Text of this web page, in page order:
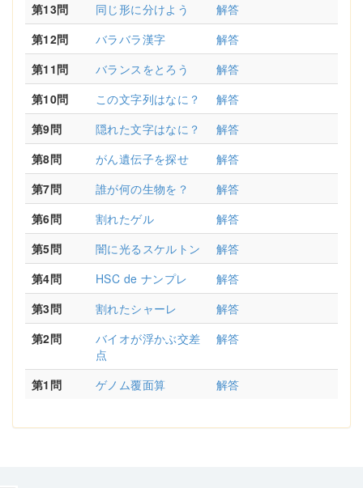
第13問
同じ形に分けよう
解答
第12問
バラバラ漢字
解答
第11問
バランスをとろう
解答
第10問
この文字列はなに？
解答
第9問
隠れた文字はなに？
解答
第8問
がん遺伝子を探せ
解答
第7問
誰が何の生物を？
解答
第6問
割れたゲル
解答
第5問
闇に光るスケルトン
解答
第4問
HSC de ナンプレ
解答
第3問
割れたシャーレ
解答
第2問
バイオが浮かぶ交差
点
解答
第1問 ゲノム覆面算 解答